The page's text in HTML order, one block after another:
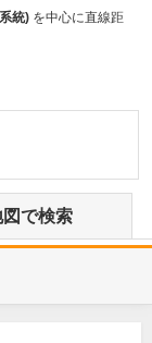
統) を中心に直線距
図で検索